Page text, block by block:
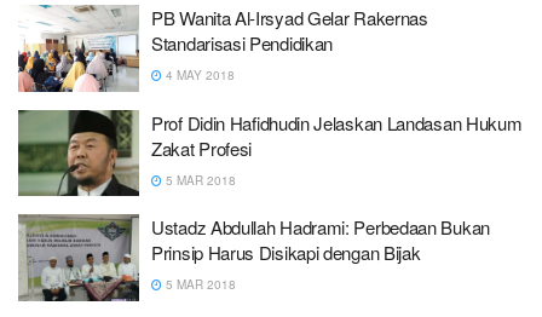
PB Wanita Al-Irsyad Gelar Rakernas
Standarisasi Pendidikan
4 MAY 2018
Prof Didin Hafidhudin Jelaskan Landasan Hukum
Zakat Profesi
5 MAR 2018
Ustadz Abdullah Hadrami: Perbedaan Bukan
Prinsip Harus Disikapi dengan Bijak
5 MAR 2018